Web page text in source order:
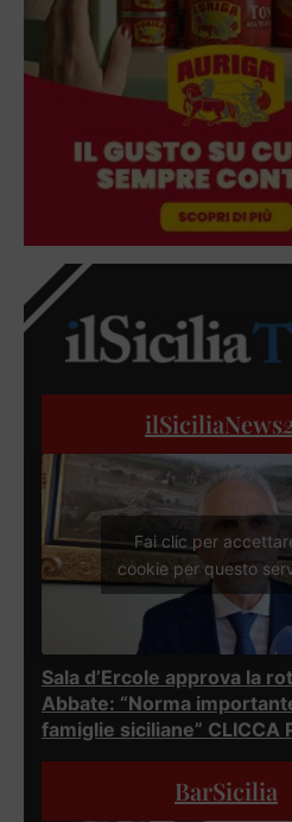
ilSiciliaNews
Fai clic per
cookie per questo
Sala d’Ercole approva la
Abbate: “Norma
famiglie siciliane” CLICCA
BarSicilia